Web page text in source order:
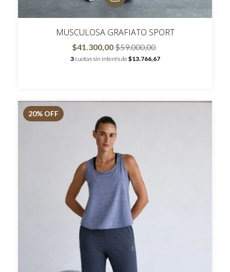
MUSCULOSA GRAFIATO SPORT
$41.300,00$59.000,00
3cuotas sin interés de$13.766,67
20% OFF